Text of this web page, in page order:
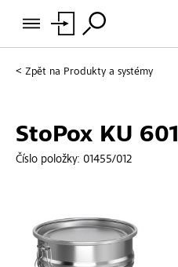
Zpět na Produkty a systémy
StoPox KU 601
Číslo položky: 01455/012